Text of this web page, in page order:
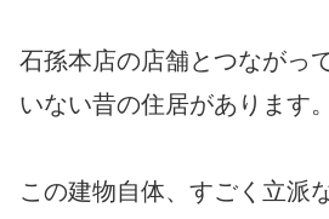
石孫本店の店舗とつながっ
いない昔の住居があります。
この建物自体、すごく立派